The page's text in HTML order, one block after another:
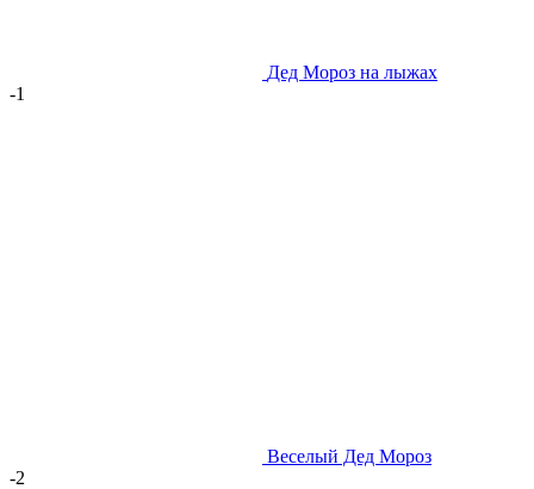
Дед Мороз на лыжах
-1
Веселый Дед Мороз
-2